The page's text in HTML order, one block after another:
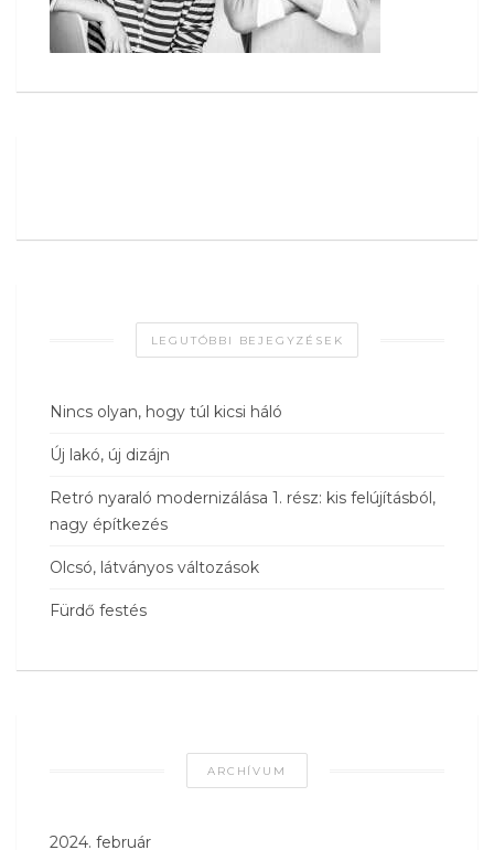
LEGUTÓBBI BEJEGYZÉSEK
Nincs olyan, hogy túl kicsi háló
Új lakó, új dizájn
Retró nyaraló modernizálása 1. rész: kis felújításból,
nagy építkezés
Olcsó, látványos változások
Fürdő festés
ARCHÍVUM
2024. február